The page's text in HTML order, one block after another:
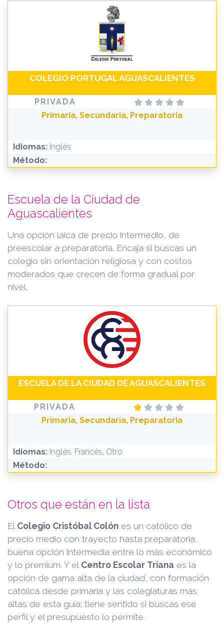
COLEGIO PORTUGAL AGUASCALIENTES
PRIVADA
Primaria, Secundaria, Preparatoria
Idiomas: Inglés
Método:
Escuela de la Ciudad de
Aguascalientes
Una opción laica de precio intermedio, de
preescolar a preparatoria. Encaja si buscas un
colegio sin orientación religiosa y con costos
moderados que crecen de forma gradual por
nivel.
ESCUELA DE LA CIUDAD DE AGUASCALIENTES
PRIVADA
Primaria, Secundaria, Preparatoria
Idiomas: Inglés, Francés, Otro
Método:
Otros que están en la lista
El Colegio Cristóbal Colón es un católico de
precio medio con trayecto hasta preparatoria,
buena opción intermedia entre lo más económico
y lo premium. Y el Centro Escolar Triana es la
opción de gama alta de la ciudad, con formación
católica desde primaria y las colegiaturas más
altas de esta guía; tiene sentido si buscas ese
perfil y el presupuesto lo permite.